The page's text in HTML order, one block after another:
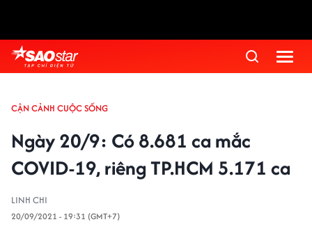
CẬN CẢNH CUỘC SỐNG
Ngày 20/9: Có 8.681 ca mắc
COVID-19, riêng TP.HCM 5.171 ca
LINH CHI
20/09/2021 - 19:31 (GMT+7)